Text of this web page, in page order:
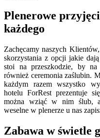
Plenerowe
każdego
Zachęcamy naszych
skorzystania z opcji jakie
stoi na przeszkodzie, by na
również ceremonia zaślubin.
każdym razem wszystko
hotelu ForRest prezentuje
można wziąć w nim ślub,
weselne w plenerze u nas
Zabawa w świetle